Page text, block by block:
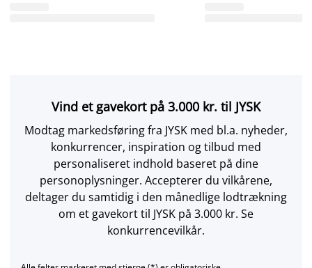
Vind et gavekort på 3.000 kr. til JYSK
Modtag markedsføring fra JYSK med bl.a. nyheder,
konkurrencer, inspiration og tilbud med
personaliseret indhold baseret på dine
personoplysninger. Accepterer du vilkårene,
deltager du samtidig i den månedlige lodtrækning
om et gavekort til JYSK på 3.000 kr. Se
konkurrencevilkår.